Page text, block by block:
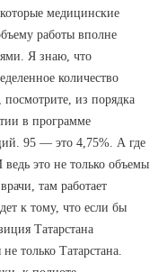
медицинские
работы вполне
Я знаю, что
количество
из порядка
в программе
95 — это 4,75%. А где
это не только объемы
там работает
к тому, что если бы
Татарстана
только Татарстана.